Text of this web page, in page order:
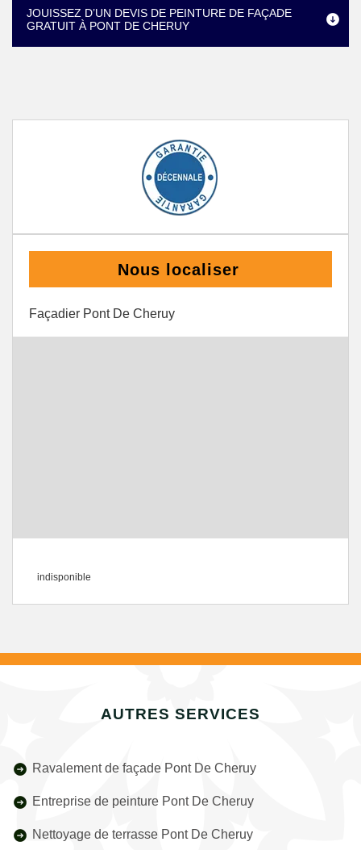
JOUISSEZ D’UN DEVIS DE PEINTURE DE FAÇADE
GRATUIT À PONT DE CHERUY
Nous localiser
Façadier Pont De Cheruy
indisponible
AUTRES SERVICES
Ravalement de façade Pont De Cheruy
Entreprise de peinture Pont De Cheruy
Nettoyage de terrasse Pont De Cheruy